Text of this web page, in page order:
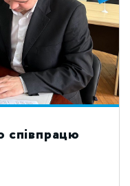
співпрацю